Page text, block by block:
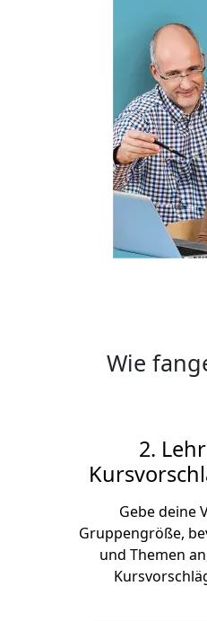
Wie
2.
Gebe deine
Gruppengröße,
und Themen